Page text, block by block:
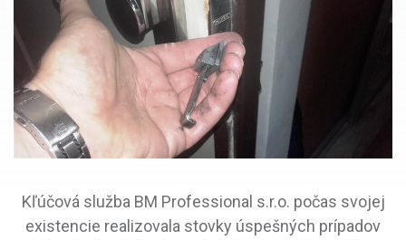
Kľúčová služba BM Professional s.r.o. počas svojej
existencie realizovala stovky úspešných prípadov